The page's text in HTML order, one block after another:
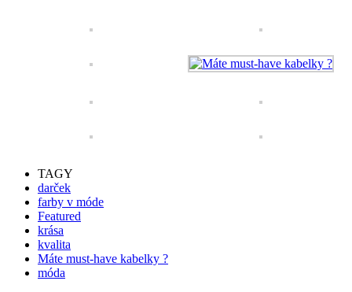
TAGY
darček
farby v móde
Featured
krása
kvalita
Máte must-have kabelky ?
móda